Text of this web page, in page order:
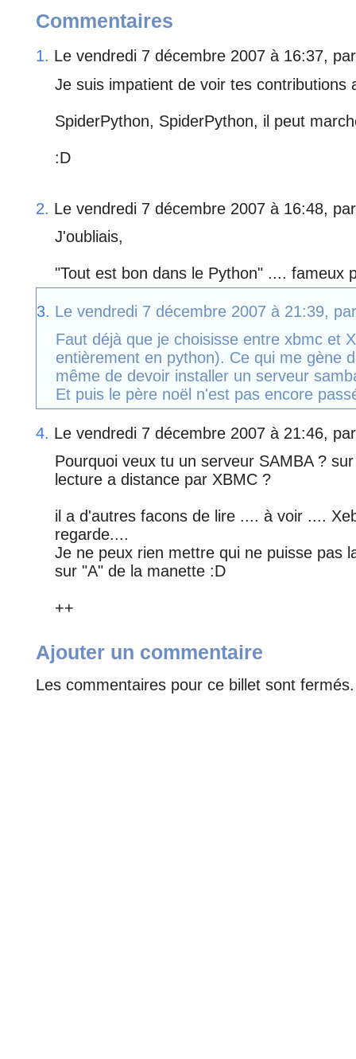
Commentaires
1. Le vendredi 7 décembre 2007 à 16:37,
Je suis impatient de voir tes contributions
SpiderPython, SpiderPython, il peut
:D
2. Le vendredi 7 décembre 2007 à 16:48,
J'oubliais,
"Tout est bon dans le Python" .... fameux
3. Le vendredi 7 décembre 2007 à 21:39,
Faut déjà que je choisisse entre xbmc et
entièrement en python). Ce qui me gène
même de devoir installer un serveur
Et puis le père noël n'est pas encore
4. Le vendredi 7 décembre 2007 à 21:46,
Pourquoi veux tu un serveur SAMBA ?
lecture a distance par XBMC ?
il a d'autres facons de lire .... à voir ....
regarde....
Je ne peux rien mettre qui ne puisse pas
sur "A" de la manette :D
++
Ajouter un commentaire
Les commentaires pour ce billet sont fermés.